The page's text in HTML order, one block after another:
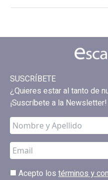
SUSCRÍBETE
¿Quieres estar al tanto de
¡Suscríbete a la Newsletter!
Acepto los términos y